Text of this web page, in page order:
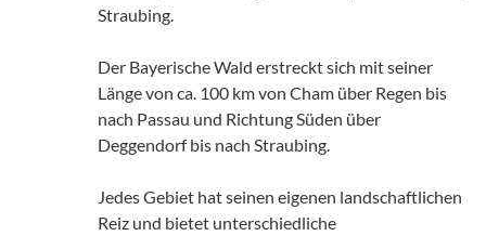
Straubing.
Der Bayerische Wald erstreckt sich mit seiner
Länge von ca. 100 km von Cham über Regen bis
nach Passau und Richtung Süden über
Deggendorf bis nach Straubing.
Jedes Gebiet hat seinen eigenen landschaftlichen
Reiz und bietet unterschiedliche